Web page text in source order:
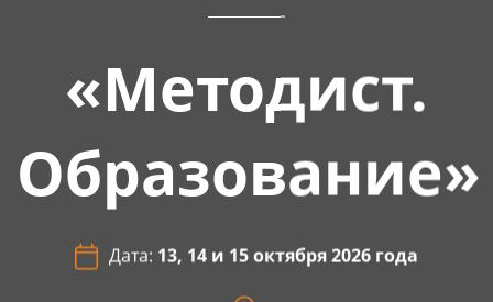
«Методист.
Образование»
Дата: 13, 14 и 15 октября 2026 года